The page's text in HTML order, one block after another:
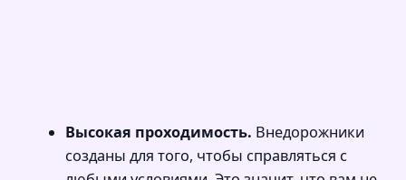
Высокая проходимость. Внедорожники
созданы для того, чтобы справляться с